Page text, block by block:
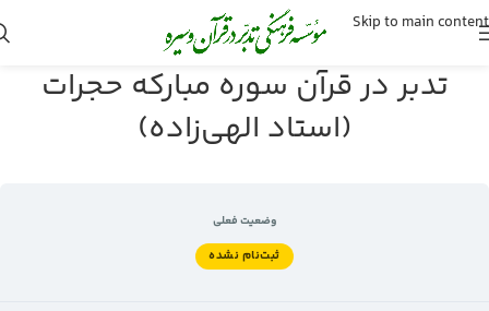
Skip to main content
تدبر در قرآن سوره مبارکه حجرات
(استاد الهی‌زاده)
وضعیت فعلی
ثبت‌نام نشده